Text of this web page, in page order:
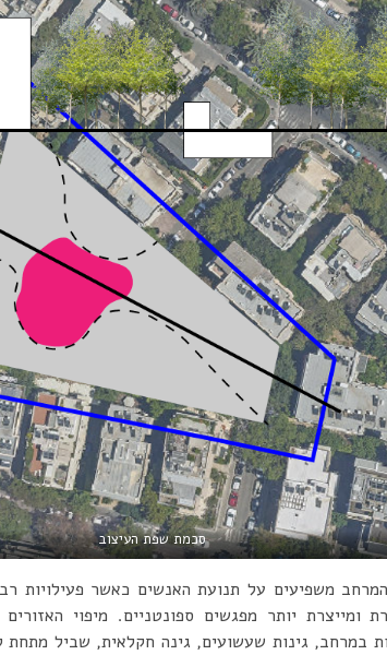
סכמת שפת העיצוב
משפיעים על תנועת האנשים כאשר פעילויות
ומייצרת יותר מפגשים ספונטניים. מיפוי
במרחב, גינות שעשועים, גינה חקלאית, שביל